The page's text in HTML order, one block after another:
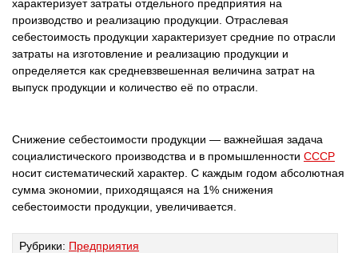
характеризует затраты отдельного предприятия на
производство и реализацию продукции. Отраслевая
себестоимость продукции характеризует средние по отрасли
затраты на изготовление и реализацию продукции и
определяется как средневзвешенная величина затрат на
выпуск продукции и количество её по отрасли.
Снижение себестоимости продукции — важнейшая задача
социалистического производства и в промышленности CCCP
носит систематический характер. С каждым годом абсолютная
сумма экономии, приходящаяся на 1% снижения
себестоимости продукции, увеличивается.
Рубрики: Предприятия